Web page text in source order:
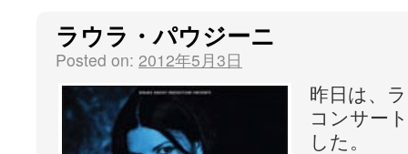
ラウラ・パウジーニ
Posted on: 2012年5月3日
昨日は、
コンサー
した。